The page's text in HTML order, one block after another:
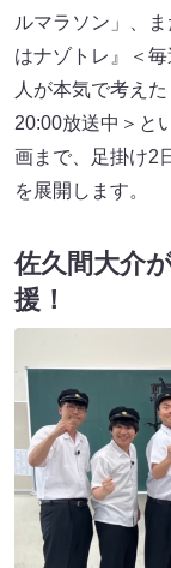
ルマラソン」、
はナゾトレ』＜
人が本気で考え
20:00放送中＞と
画まで、足掛け2
を展開します。
佐久間大介
援！